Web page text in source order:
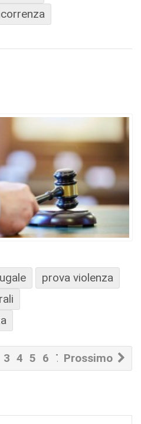
prova violenza
Prossimo
3 4 5 6 7 8 9 10